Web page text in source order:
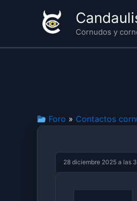
Cornudos y
Foro » Contactos
28 diciembre 2025 a las